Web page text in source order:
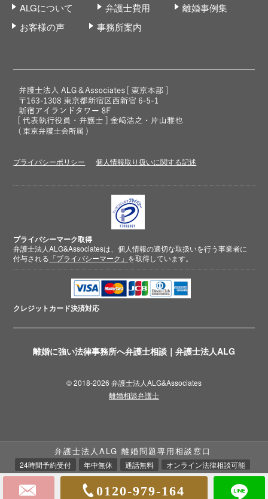
離婚に強い法律事務所へ弁護士相談｜弁護士法人ALG
ALGについて
弁護士費用
離婚事例集
お客様の声
事務所案内
プライバシーポリシー 個人情報取り扱いに関する記述
プライバシーマーク取得
弁護士法人ALG&Associatesは、個人情報の適切な取扱いを行う事業者に
付与される 「プライバシーマーク」 を取得しています。
クレジットカード決済対応
© 2018-2026 弁護士法人ALG&Associates
離婚相談弁護士
弁護士法人ALG 離婚問題専用相談窓口
24時間予約受付 年中無休 通話無料 オンライン法律相談可能
0120-979-164